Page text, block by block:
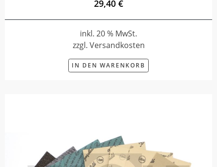
29,40 €
inkl. 20 % MwSt.
zzgl. Versandkosten
IN DEN WARENKORB